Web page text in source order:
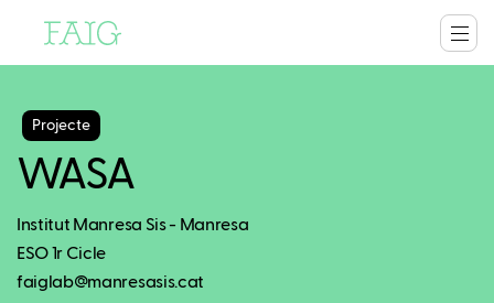
Projecte
WASA
Institut Manresa Sis - Manresa
ESO 1r Cicle
faiglab@manresasis.cat